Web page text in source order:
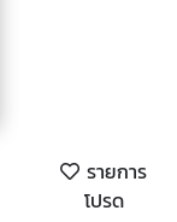
รายการ
โปรด